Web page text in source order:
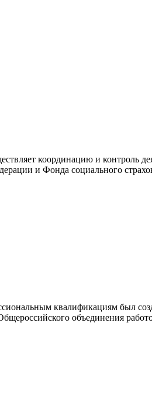
координацию и контроль
и Фонда социального
квалификациям был
объединения